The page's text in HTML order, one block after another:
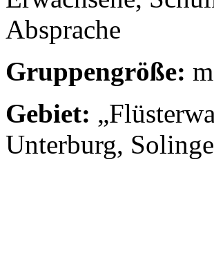
Absprache
Gruppengröße:
Gebiet:
Unterburg,